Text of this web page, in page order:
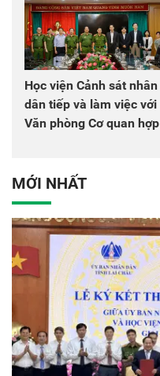
Học viện Cảnh sát nhân
dân tiếp và làm việc với
Văn phòng Cơ quan hợp
MỚI NHẤT